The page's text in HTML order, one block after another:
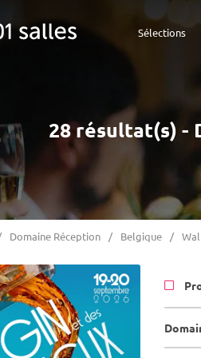
Sélections
28 résultat(s) -
Domaine Réception Belgique